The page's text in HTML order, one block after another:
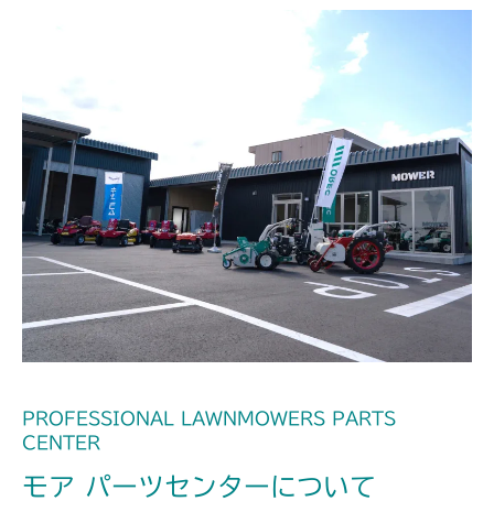
本体 FIG24 デフロック
CHST 補修部品 FIG2 NO.03635～
本体 FIG16 走行操作レバー(左ブレーキ
本体 FIG19 デフロック
CM2203YC/YCV/YCV1
本体 FIG18 走行操作レバー(左ブレーキ
左HSTレバー)
本体 FIG21 デフロック
CM2205HC/HCS
本体 FIG17 デフロック
CM2403HC/HCS
本体 FIG21 デフロック
CHST 補修部品 FIG2 NO.03635～
CM2501
本体 FIG21 デフロック
CM2503
本体 FIG23 デフロックレバー
CMX1402RC
本体 FIG20 デフロック
CMX1402HC
CMX186
PROFESSIONAL LAWNMOWERS PARTS
CENTER
モア パーツセンターについて